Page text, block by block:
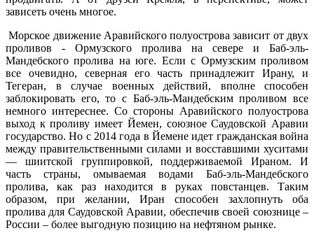
зависеть очень многое.
Морское движение Аравийского полуострова зависит от двух
проливов - Ормузского пролива на севере и Баб-эль-
Мандебского пролива на юге. Если с Ормузским проливом
все очевидно, северная его часть принадлежит Ирану, и
Тегеран, в случае военных действий, вполне способен
заблокировать его, то с Баб-эль-Мандебским проливом все
немного интереснее. Со стороны Аравийского полуострова
выход к проливу имеет Йемен, союзное Саудовской Аравии
государство. Но с 2014 года в Йемене идет гражданская война
между правительственными силами и восставшими хуситами
— шиитской группировкой, поддерживаемой Ираном. И
часть страны, омываемая водами Баб-эль-Мандебского
пролива, как раз находится в руках повстанцев. Таким
образом, при желании, Иран способен захлопнуть оба
пролива для Саудовской Аравии, обеспечив своей союзнице –
России – более выгодную позицию на нефтяном рынке.